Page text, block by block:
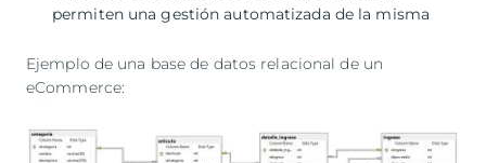
permiten una gestión automatizada de la misma
Ejemplo de una base de datos relacional de un
eCommerce: